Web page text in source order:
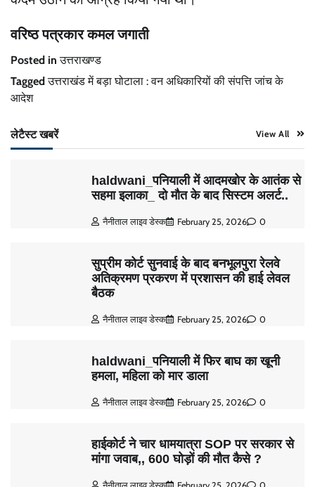
वरिष्ठ पत्रकार कमल जगाती
Posted inउत्तराखण्ड
Taggedउत्तराखंड में बड़ा घोटाला : वन अधिकारियों की संपत्ति जांच के
आदेश
लेटैस्ट खबरें View All
haldwani_पनियाली में आदमखोर के आतंक से
सहमा इलाका_ दो मौत के बाद सिस्टम अलर्ट..
नैनीताल लाइव डेस्क February 25, 2026 0
सुप्रीम कोर्ट सुनवाई के बाद बनभूलपुरा रेलवे
अतिक्रमण प्रकरण में प्रशासन की हाई लेवल
बैठक
नैनीताल लाइव डेस्क February 25, 2026 0
haldwani_पनियाली में फिर बाघ का खूनी
हमला, महिला को मार डाला
नैनीताल लाइव डेस्क February 25, 2026 0
हाईकोर्ट ने चार धामयात्रा SOP पर सरकार से
मांगा जवाब,, 600 घोड़ों की मौत कैसे ?